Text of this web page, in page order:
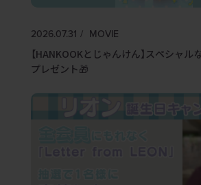
2026.07.31
MOVIE
【HANKOOKとじゃんけん】スペシャル
プレゼント🎁